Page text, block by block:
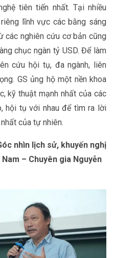
tiên tiến nhất. Tại nhiều
lĩnh vực các bằng sáng
các nghiên cứu cơ bản cũng
chục ngàn tỷ USD. Để làm
cứu hội tụ, đa ngành, liên
GS ủng hộ một nền khoa
kỹ thuật mạnh nhất của các
hội tụ với nhau để tìm ra lời
của tự nhiên.
nhìn lịch sử, khuyến nghị
– Chuyên gia Nguyễn